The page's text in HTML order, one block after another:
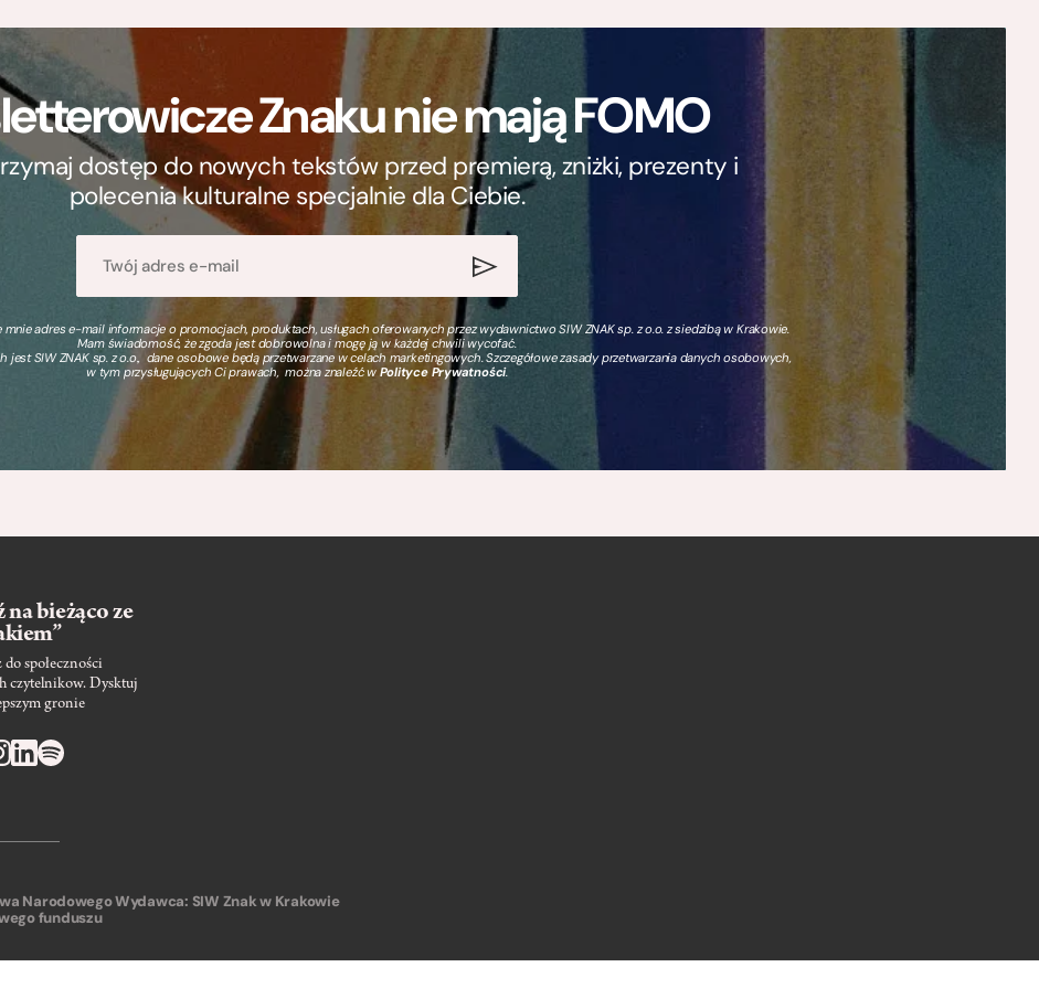
Znaku nie mają FOMO
dostęp do nowych tekstów przed premierą, zniżki, prezenty i
polecenia kulturalne specjalnie dla Ciebie.
adres e-mail informacje o promocjach, produktach, usługach oferowanych przez wydawnictwo SIW ZNAK sp. z o.o. z siedzibą w Krakowie.
Mam świadomość, że zgoda jest dobrowolna i mogę ją w każdej chwili wycofać.
SIW ZNAK sp. z o.o., dane osobowe będą przetwarzane w celach marketingowych. Szczegółowe zasady przetwarzania danych osobowych,
w tym przysługujących Ci prawach, można znaleźć wPolityce Prywatności.
na bieżąco ze
do społeczności
czytelnikow. Dysktuj
gronie
Narodowego
funduszu
Wydawca: SIW Znak w Krakowie